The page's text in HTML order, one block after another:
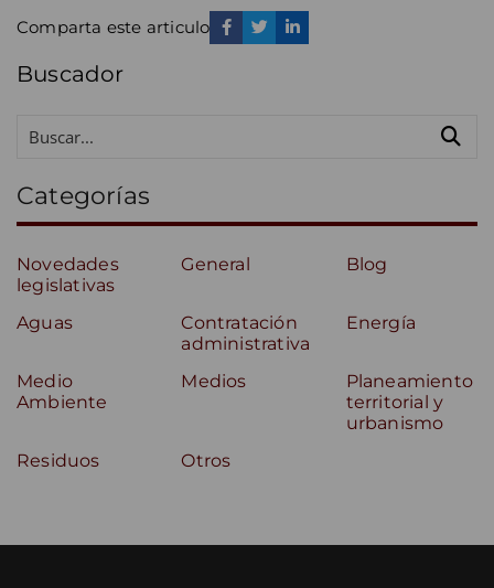
Comparta este articulo
Buscador
Categorías
Novedades
legislativas
General Blog
Aguas
Contratación
administrativa
Energía
Medio
Ambiente
Medios
Planeamiento
territorial y
urbanismo
Residuos
Otros